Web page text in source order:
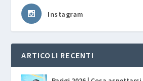
Instagram
ARTICOLI RECENTI